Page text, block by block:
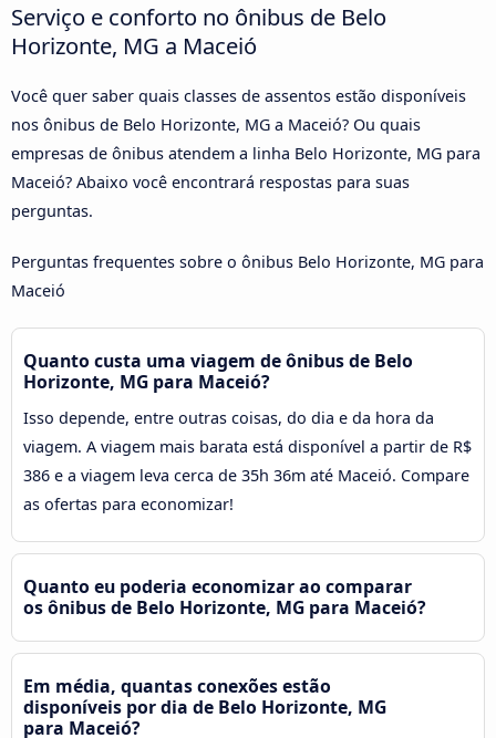
Serviço e conforto no ônibus de Belo
Horizonte, MG a Maceió
Você quer saber quais classes de assentos estão disponíveis
nos ônibus de Belo Horizonte, MG a Maceió? Ou quais
empresas de ônibus atendem a linha Belo Horizonte, MG para
Maceió? Abaixo você encontrará respostas para suas
perguntas.
Perguntas frequentes sobre o ônibus Belo Horizonte, MG para
Maceió
Quanto custa uma viagem de ônibus de Belo
Horizonte, MG para Maceió?
Isso depende, entre outras coisas, do dia e da hora da
viagem. A viagem mais barata está disponível a partir de R$
386 e a viagem leva cerca de 35h 36m até Maceió. Compare
as ofertas para economizar!
Quanto eu poderia economizar ao comparar
os ônibus de Belo Horizonte, MG para Maceió?
Em média, quantas conexões estão
disponíveis por dia de Belo Horizonte, MG
para Maceió?